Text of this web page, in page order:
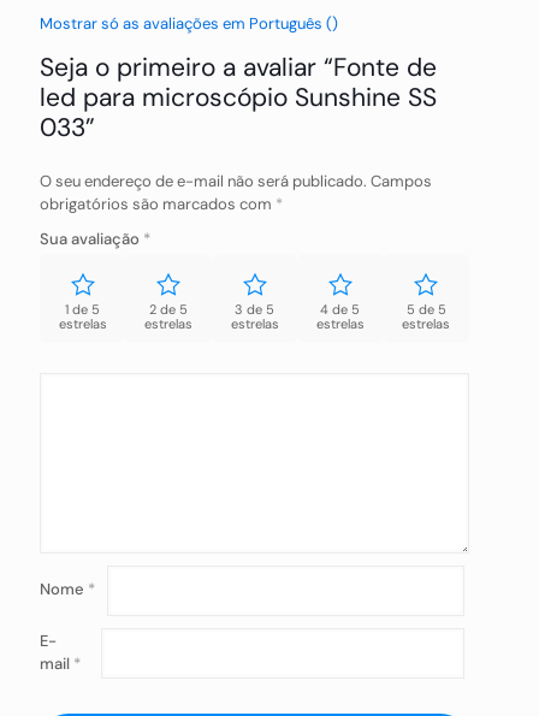
Mostrar só as avaliações em Português ()
Seja o primeiro a avaliar “Fonte de
led para microscópio Sunshine SS
033”
O seu endereço de e-mail não será publicado. Campos
obrigatórios são marcados com *
Sua avaliação *
1 de 5
estrelas
2 de 5
estrelas
3 de 5
estrelas
4 de 5
estrelas
5 de 5
estrelas
Nome *
E-
mail *